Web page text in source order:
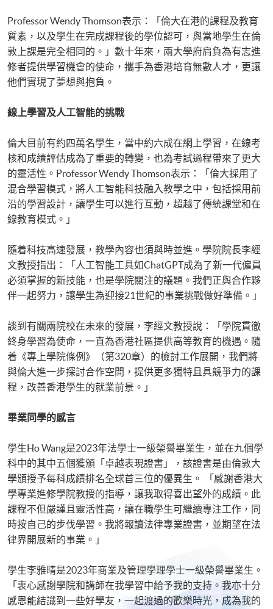
Professor Wendy Thomson表示：「倫大在港的課程及教育
質素，以及學生在完成課程後的學位認可，與當地學生在倫
敦上課是完全相同的。」數十年來，兩大學府肩負為有志進
修者提供學習機會的使命，攜手為香港培育無數人才，更讓
他們實現了夢想與抱負。
線上學習及人工智能的挑戰
倫大目前有約四萬名學生，當中約六成在網上學習，在線考
核和成績評估成為了重要的轉變，也為考試過程帶來了更大
的靈活性。Professor Wendy Thomson表示：「倫大採用了
混合學習模式，將人工智能科技融入教學之中，包括採用前
沿的學習設計，讓學生可以進行互動，超越了傳統課堂和在
線教育模式。」
隨着科技高速發展，教學內容也須與時並進。學院院長李經
文教授指出：「人工智能工具如ChatGPT成為了新一代僱員
必須掌握的新技能，也是學院關注的議題。我們正與合作夥
伴一起努力，讓學生為迎接21世紀的事業挑戰做好準備。」
談到有關兩院校在未來的發展，李經文教授說：「學院貫徹
終身學習為使命，一直為香港社區提供高等教育的機遇。隨
着《專上學院條例》（第320章）的檢討工作展開，我們將
與倫大進一步探討合作空間，提供更多獨特且具競爭力的課
程，改善香港學生的就業前景。」
畢業同學的感言
學生Ho Wang是2023年法學士一級榮譽畢業生，並在九個學
科中的其中五個獲頒「卓越表現證書」，該證書是由倫敦大
學頒授予每科成績排名全球首三位的優異生。 「感謝香港大
學專業進修學院教授的指導，讓我取得喜出望外的成績。此
課程不但嚴謹且靈活性高，讓在職學生可繼續專注工作，同
時按自己的步伐學習。我將報讀法律專業證書，並期望在法
律界開展新的事業。」
學生李雅晴是2023年商業及管理學理學士一級榮譽畢業生。
「衷心感謝學院和講師在我學習中給予我的支持。我亦十分
感恩能結識到一些好學友，一起渡過的歡樂時光，成為我的